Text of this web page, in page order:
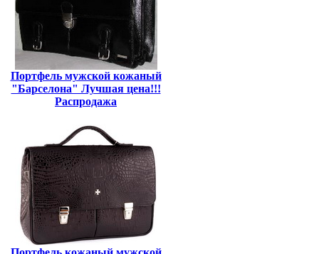
Портфель мужской кожаный
"Барселона" Лучшая цена!!!
Распродажа